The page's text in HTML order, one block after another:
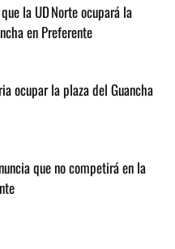
la UD Norte ocupará la
en Preferente
ocupar la plaza del Guancha
que no competirá en la